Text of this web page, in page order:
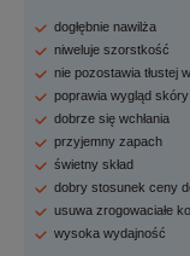
dogłębnie nawilża
niweluje szorstkość
nie pozostawia tłustej
poprawia wygląd skóry
dobrze się wchłania
przyjemny zapach
świetny skład
dobry stosunek ceny
usuwa zrogowaciałe
wysoka wydajność